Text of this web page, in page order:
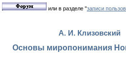
или в разделе "записи
А. И. Клизовский
Основы миропонимания